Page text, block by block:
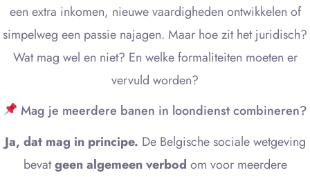
een extra inkomen, nieuwe vaardigheden ontwikkelen of
simpelweg een passie najagen. Maar hoe zit het juridisch?
Wat mag wel en niet? En welke formaliteiten moeten er
vervuld worden?
Mag je meerdere banen in loondienst combineren?
Ja, dat mag in principe. De Belgische sociale wetgeving
bevatgeen algemeen verbod om voor meerdere